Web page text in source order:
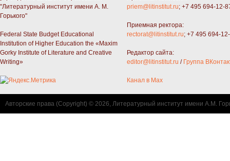
"Литературный институт имени А. М.
Горького"
Federal State Budget Educational
Institution of Higher Education the «Maxim
Gorky Institute of Literature and Creative
Writing»
priem@litinstitut.ru; +7 495 694-12-
Приемная ректора:
rectorat@litinstitut.ru; +7 495 694-
Редактор сайта:
editor@litinstitut.ru / Группа
Канал в Max
Авторские права (Copyright) © 2026, Литературный институт имени А.М.